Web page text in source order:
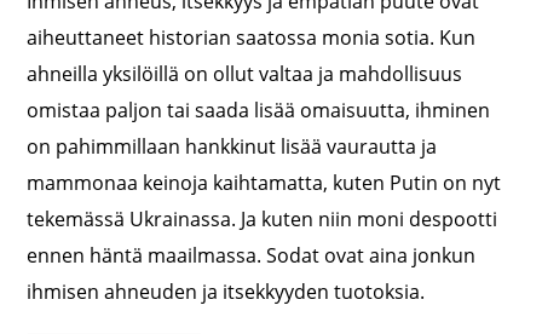
aiheuttaneet historian saatossa monia sotia. Kun
ahneilla yksilöillä on ollut valtaa ja mahdollisuus
omistaa paljon tai saada lisää omaisuutta, ihminen
on pahimmillaan hankkinut lisää vaurautta ja
mammonaa keinoja kaihtamatta, kuten Putin on nyt
tekemässä Ukrainassa. Ja kuten niin moni despootti
ennen häntä maailmassa. Sodat ovat aina jonkun
ihmisen ahneuden ja itsekkyyden tuotoksia.